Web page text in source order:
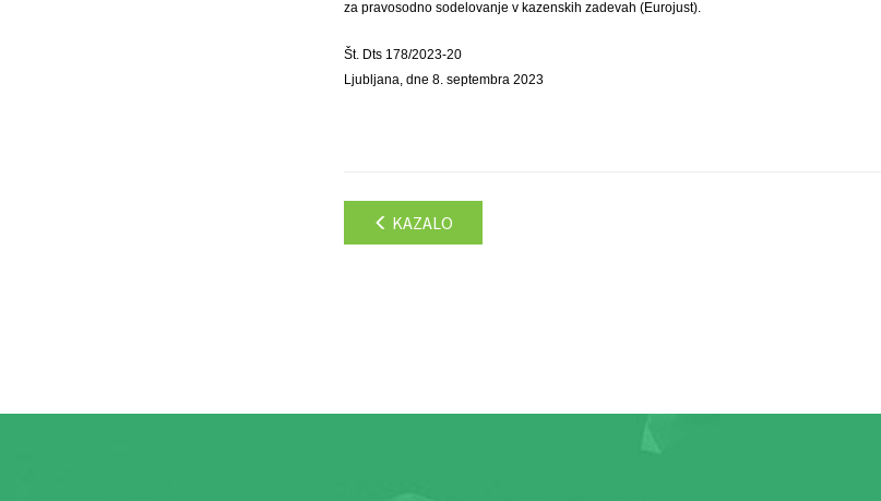
za pravosodno sodelovanje v kazenskih zadevah (Eurojust).
Št. Dts 178/2023-20
Ljubljana, dne 8. septembra 2023
KAZALO